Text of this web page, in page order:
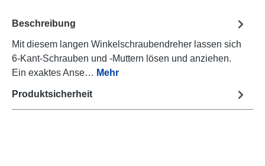
Beschreibung
Mit diesem langen Winkelschraubendreher lassen sich
6-Kant-Schrauben und -Muttern lösen und anziehen.
Ein exaktes Anse… Mehr
Produktsicherheit